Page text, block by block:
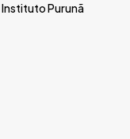
Instituto Purunã